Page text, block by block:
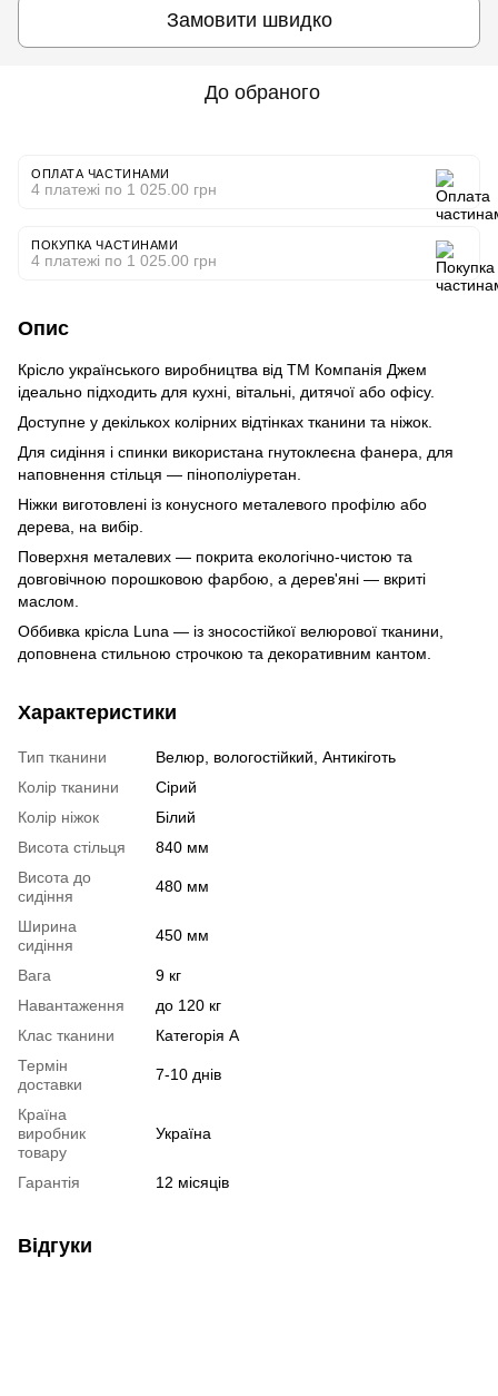
Замовити швидко
До обраного
ОПЛАТА ЧАСТИНАМИ
4 платежі по 1 025.00 грн
ПОКУПКА ЧАСТИНАМИ
4 платежі по 1 025.00 грн
Опис
Крісло українського виробництва від ТМ Компанія Джем
ідеально підходить для кухні, вітальні, дитячої або офісу.
Доступне у декількох колірних відтінках тканини та ніжок.
Для сидіння і спинки використана гнутоклеєна фанера, для
наповнення стільця — пінополіуретан.
Ніжки виготовлені із конусного металевого профілю або
дерева, на вибір.
Поверхня металевих — покрита екологічно-чистою та
довговічною порошковою фарбою, а дерев'яні — вкриті
маслом.
Оббивка крісла Luna — із зносостійкої велюрової тканини,
доповнена стильною строчкою та декоративним кантом.
Характеристики
Тип тканини
Велюр, вологостійкий, Антикіготь
Колір тканини
Сірий
Колір ніжок
Білий
Висота стільця
840 мм
Висота до
сидіння
480 мм
Ширина
сидіння
450 мм
Вага
9 кг
Навантаження
до 120 кг
Клас тканини
Категорія А
Термін
доставки
7-10 днів
Країна
виробник
товару
Україна
Гарантія 12 місяців
Відгуки